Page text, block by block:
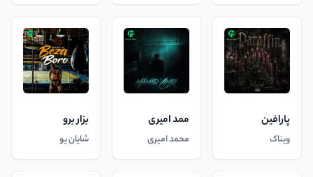
پارافین
ویناک
ممد امیری
محمد امیری
بزار برو
شایان یو